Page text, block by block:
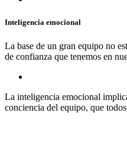
Inteligencia emocional
La base de un gran equipo no
de confianza que tenemos en
La inteligencia emocional
conciencia del equipo, que